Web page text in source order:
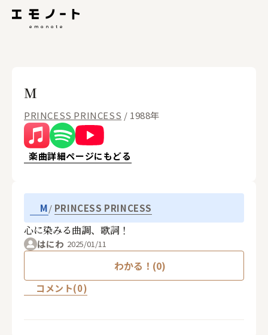
M
PRINCESS PRINCESS / 1988年
楽曲詳細ページにもどる
M PRINCESS PRINCESS
心に染みる曲調、歌詞！
はにわ 2025/01/11
わかる！(0)
コメント(0)